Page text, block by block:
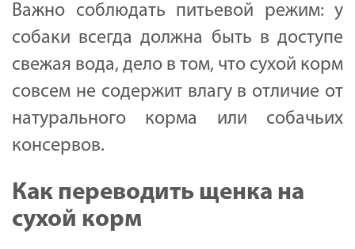
Важно соблюдать питьевой режим: у
собаки всегда должна быть в доступе
свежая вода, дело в том, что сухой корм
совсем не содержит влагу в отличие от
натурального корма или собачьих
консервов.
Как переводить щенка на
сухой корм